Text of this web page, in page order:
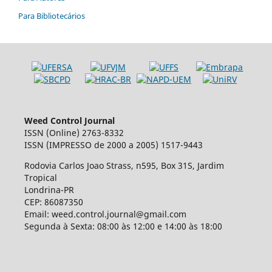
Para Bibliotecários
Weed Control Journal
ISSN (Online) 2763-8332
ISSN (IMPRESSO de 2000 a 2005) 1517-9443
Rodovia Carlos Joao Strass, n595, Box 31S, Jardim
Tropical
Londrina-PR
CEP: 86087350
Email: weed.control.journal@gmail.com
Segunda à Sexta: 08:00 às 12:00 e 14:00 às 18:00